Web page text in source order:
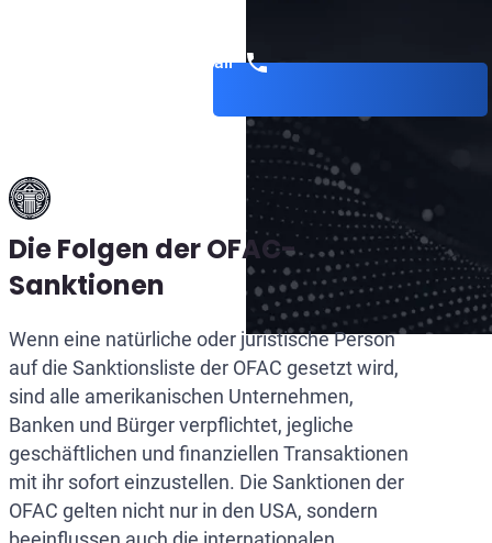
Get a call
Die Folgen der OFAC-
Sanktionen
Wenn eine natürliche oder juristische Person
auf die Sanktionsliste der OFAC gesetzt wird,
sind alle amerikanischen Unternehmen,
Banken und Bürger verpflichtet, jegliche
geschäftlichen und finanziellen Transaktionen
mit ihr sofort einzustellen. Die Sanktionen der
OFAC gelten nicht nur in den USA, sondern